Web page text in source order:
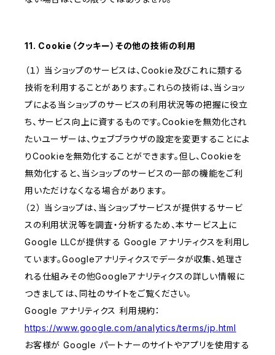
11. Cookie（クッキー）その他の技術の利用
（１） 当ショップのサービスは、Cookie及びこれに類する
技術を利用することがあります。これらの技術は、当ショッ
プによる当ショップのサービスの利用状況等の把握に役立
ち、サービス向上に資するものです。Cookieを無効化され
たいユーザーは、ウェブブラウザの設定を変更することによ
りCookieを無効化することができます。但し、Cookieを
無効化すると、当ショップのサービスの一部の機能をご利
用いただけなくなる場合があります。
（２） 当ショップは、当ショップサービスが提供するサービ
スの利用状況等を調査・分析するため、本サービス上に
Google LLCが提供する Google アナリティクスを利用し
ています。Googleアナリティクスでデータが収集、処理さ
れる仕組みその他Googleアナリティクスの詳しい情報に
つきましては、同社のサイトをご覧ください。
Google アナリティクス 利用規約：
https://www.google.com/analytics/terms/jp.html
お客様が Google パートナーのサイトやアプリを使用する